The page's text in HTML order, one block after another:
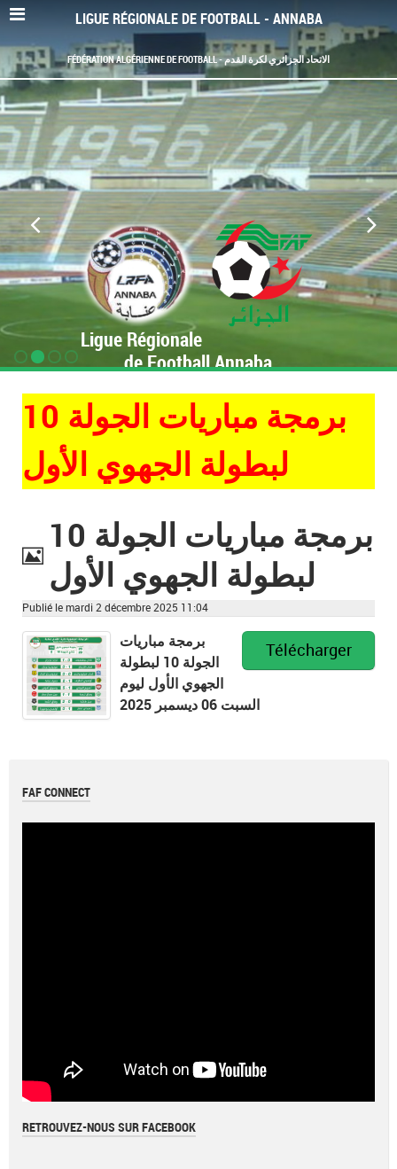
LIGUE RÉGIONALE DE FOOTBALL - ANNABA
FÉDÉRATION ALGÉRIENNE DE FOOTBALL - الاتحاد الجزائري لكرة القدم
Ligue Régionale
de Football Annaba
برمجة مباريات الجولة 10
لبطولة الجهوي الأول
Image
برمجة مباريات الجولة 10
لبطولة الجهوي الأول
Publié le mardi 2 décembre 2025 11:04
Télécharger
برمجة مباريات
الجولة 10 لبطولة
الجهوي الأول ليوم
السبت 06 ديسمبر 2025
FAF CONNECT
RETROUVEZ-NOUS SUR FACEBOOK